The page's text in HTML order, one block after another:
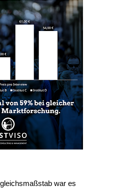
war es